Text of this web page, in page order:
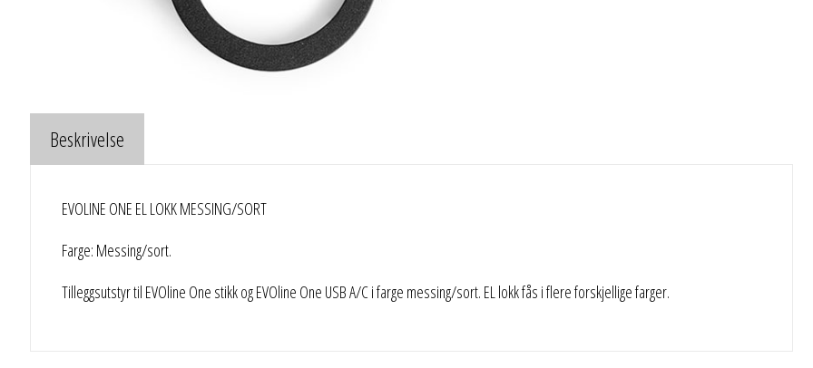
Beskrivelse
EVOLINE ONE EL LOKK MESSING/SORT
Farge: Messing/sort.
Tilleggsutstyr til EVOline One stikk og EVOline One USB A/C i farge messing/sort. EL lokk fås i flere forskjellige farger.